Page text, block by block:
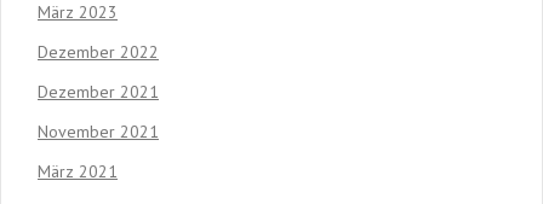
März 2023
Dezember 2022
Dezember 2021
November 2021
März 2021